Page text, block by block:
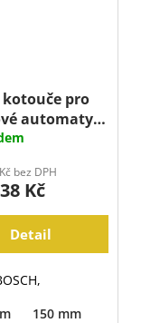
3000
kotouče pro
automaty
bez DPH
Kč
Detail
150 mm